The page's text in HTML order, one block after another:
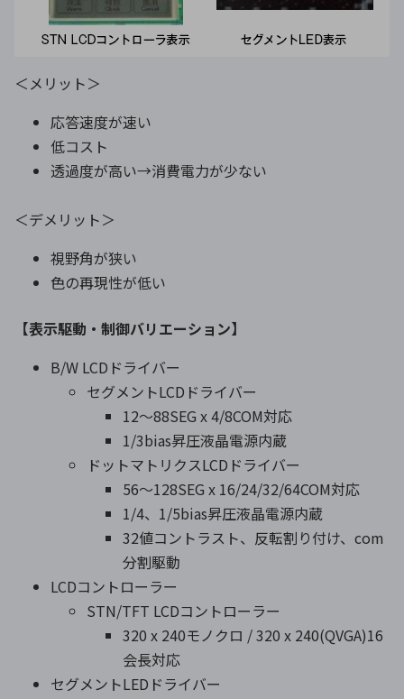
＜メリット＞
応答速度が速い
低コスト
透過度が高い→消費電力が少ない
＜デメリット＞
視野角が狭い
色の再現性が低い
【表示駆動・制御バリエーション】
B/W LCDドライバー
セグメントLCDドライバー
12～88SEG x 4/8COM対応
1/3bias昇圧液晶電源内蔵
ドットマトリクスLCDドライバー
56～128SEG x 16/24/32/64COM対応
1/4、1/5bias昇圧液晶電源内蔵
32値コントラスト、反転割り付け、com
分割駆動
LCDコントローラー
STN/TFT LCDコントローラー
320 x 240モノクロ / 320 x 240(QVGA)16
会長対応
セグメントLEDドライバー